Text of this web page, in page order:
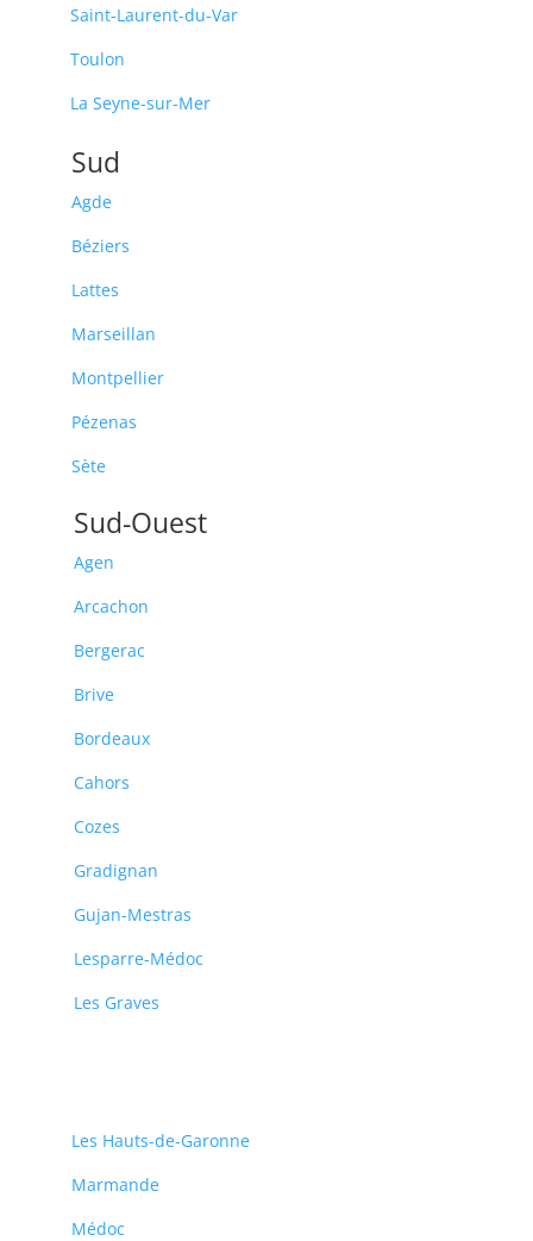
Saint-Laurent-du-Var
Toulon
La Seyne-sur-Mer
Sud
Agde
Béziers
Lattes
Marseillan
Montpellier
Pézenas
Sète
Sud-Ouest
Agen
Arcachon
Bergerac
Brive
Bordeaux
Cahors
Cozes
Gradignan
Gujan-Mestras
Lesparre-Médoc
Les Graves
Les Hauts-de-Garonne
Marmande
Médoc